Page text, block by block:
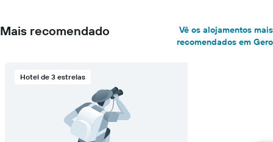
Mais recomendado
Vê os alojamentos mais
recomendados em Gero
Hotel de 3 estrelas